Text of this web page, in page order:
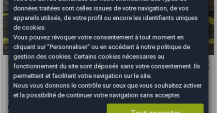
Mercedes Classe A 15 980 €
A180D 116 7G-DCT Progressive line
2019 154000 km DIESEL Automatique
données traitées sont celles issues de votre navigation, de vos
appareils utilisés, de votre profil ou encore les identifiants uniques
de cookies.
Vous pouvez révoquer votre consentement à tout moment en
cliquant sur "Personnaliser" ou en accédant à notre politique de
gestion des cookies. Certains cookies nécessaires au
fonctionnement du site sont déposés sans votre consentement. Ils
permettent et facilitent votre navigation sur le site.
Nous vous donnons le contrôle sur ceux que vous souhaitez activer
et la possibilité de continuer votre navigation sans accepter.